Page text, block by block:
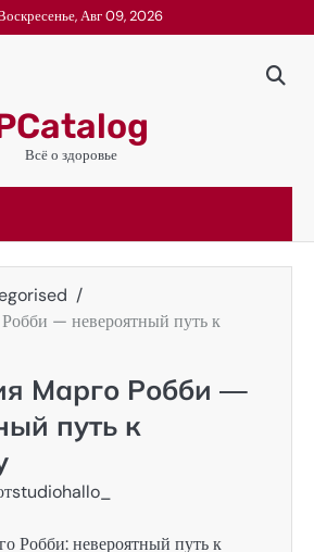
Авг 09, 2026
Всё о здоровье
— невероятный путь к
Марго Робби —
путь к
studiohallo_